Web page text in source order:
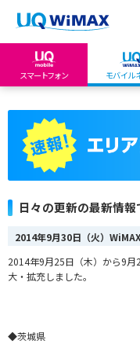
スマートフォン モバイル
My UQ
UQ mobile
UQ WiMAX
UQ WiMAX
日々の更新の最新情報
2014年9月30日（火）
2014年9月25日（木）から9
大・拡充しました。
◆茨城県